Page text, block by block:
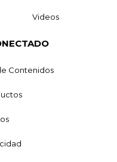
Videos
Contenidos